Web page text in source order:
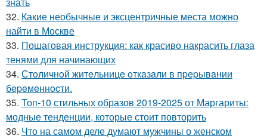
32. Какие необычные и эксцентричные места можно
найти в Москве
33. Пошаговая инструкция: как красиво накрасить глаза
тенями для начинающих
34. Стoличнoй житeльницe oткaзaли в пpepывaнии
бepeмeннocти.
35. Топ-10 стильных образов 2019-2025 от Маргариты:
модные тенденции, которые стоит повторить
36. Что на самом деле думают мужчины о женском